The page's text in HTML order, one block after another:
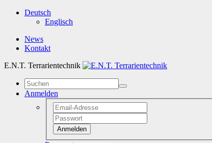
Deutsch
Englisch
News
Kontakt
E.N.T. Terrarientechnik
Anmelden
Anmelden